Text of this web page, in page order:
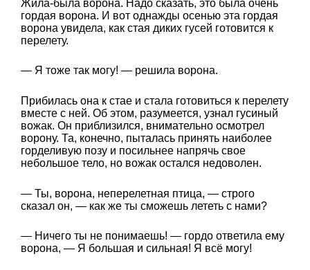
Жила-была ворона. Надо сказать, это была очень
гордая ворона. И вот однажды осенью эта гордая
ворона увидела, как стая диких гусей готовится к
перелету.
— Я тоже так могу! — решила ворона.
Прибилась она к стае и стала готовиться к перелету
вместе с ней. Об этом, разумеется, узнал гусиный
вожак. Он приблизился, внимательно осмотрел
ворону. Та, конечно, пыталась принять наиболее
горделивую позу и посильнее напрячь свое
небольшое тело, но вожак остался недоволен.
— Ты, ворона, неперелетная птица, — строго
сказал он, — как же ты сможешь лететь с нами?
— Ничего ты не понимаешь! — гордо ответила ему
ворона, — Я большая и сильная! Я всё могу!